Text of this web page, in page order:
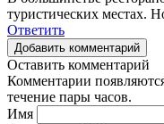
туристических местах.
Ответить
Добавить комментарий
Оставить комментарий
Комментарии
течение пары часов.
Имя